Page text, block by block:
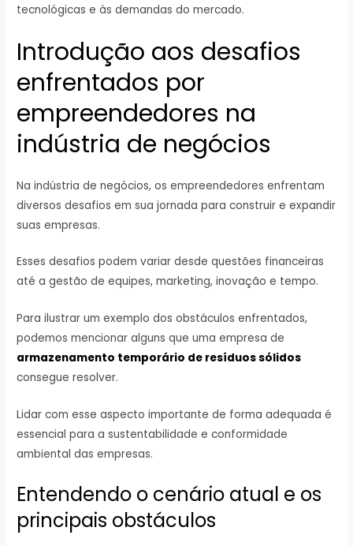
tecnológicas e às demandas do mercado.
Introdução aos desafios
enfrentados por
empreendedores na
indústria de negócios
Na indústria de negócios, os empreendedores enfrentam
diversos desafios em sua jornada para construir e expandir
suas empresas.
Esses desafios podem variar desde questões financeiras
até a gestão de equipes, marketing, inovação e tempo.
Para ilustrar um exemplo dos obstáculos enfrentados,
podemos mencionar alguns que uma empresa de
armazenamento temporário de resíduos sólidos
consegue resolver.
Lidar com esse aspecto importante de forma adequada é
essencial para a sustentabilidade e conformidade
ambiental das empresas.
Entendendo o cenário atual e os
principais obstáculos